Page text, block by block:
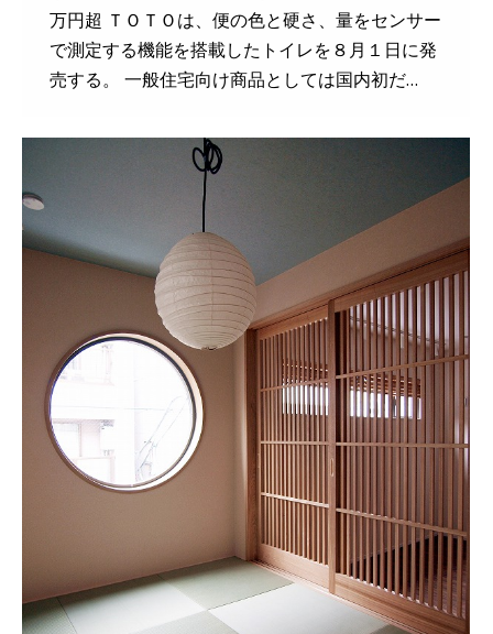
万円超 ＴＯＴＯは、便の色と硬さ、量をセンサー
で測定する機能を搭載したトイレを８月１日に発
売する。 一般住宅向け商品としては国内初だ…